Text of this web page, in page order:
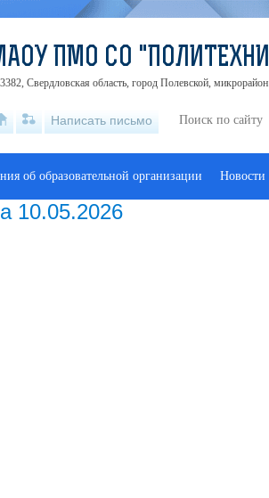
10.05.2026
ПМО СО
Свердловская область, город Полевской,
Написать письмо
об образовательной организации Новости